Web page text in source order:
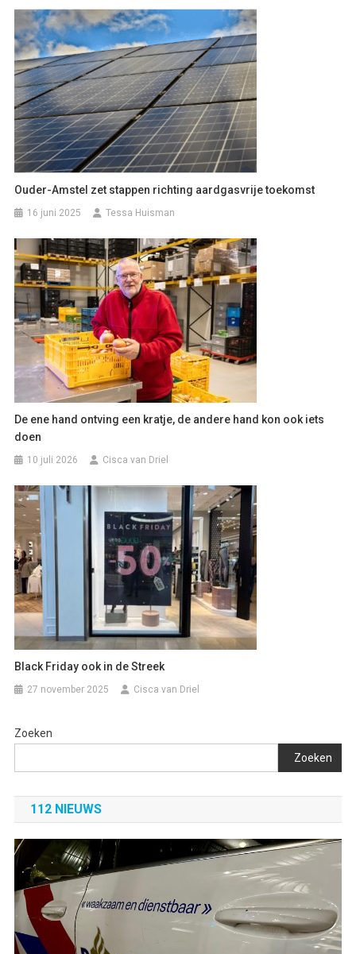
Ouder-Amstel zet stappen richting aardgasvrije toekomst
16 juni 2025 Tessa Huisman
De ene hand ontving een kratje, de andere hand kon ook iets
doen
10 juli 2026 Cisca van Driel
Black Friday ook in de Streek
27 november 2025 Cisca van Driel
Zoeken
Zoeken
112 NIEUWS